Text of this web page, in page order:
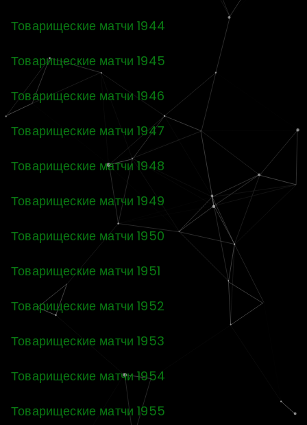
Товарищеские матчи 1944
Товарищеские матчи 1945
Товарищеские матчи 1946
Товарищеские матчи 1947
Товарищеские матчи 1948
Товарищеские матчи 1949
Товарищеские матчи 1950
Товарищеские матчи 1951
Товарищеские матчи 1952
Товарищеские матчи 1953
Товарищеские матчи 1954
Товарищеские матчи 1955